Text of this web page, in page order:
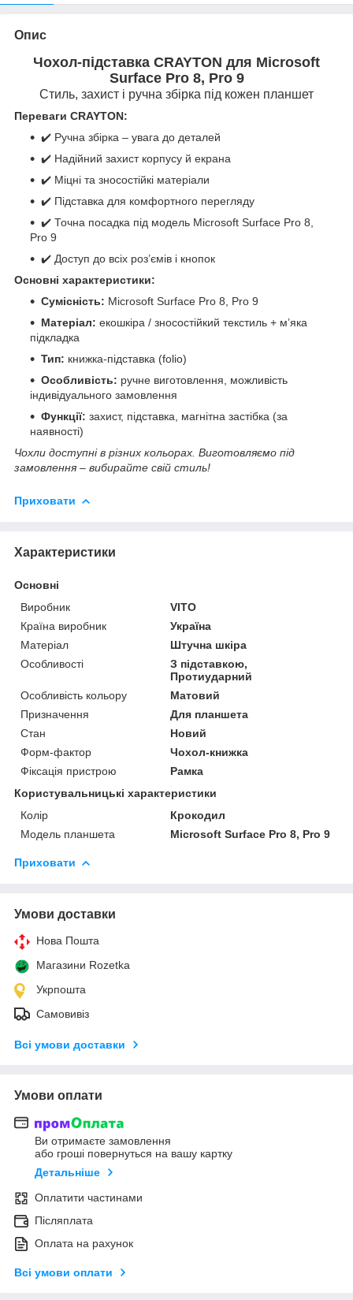
Опис
Чохол-підставка CRAYTON для Microsoft
Surface Pro 8, Pro 9
Стиль, захист і ручна збірка під кожен планшет
Переваги CRAYTON:
✔️ Ручна збірка – увага до деталей
✔️ Надійний захист корпусу й екрана
✔️ Міцні та зносостійкі матеріали
✔️ Підставка для комфортного перегляду
✔️ Точна посадка під модель Microsoft Surface Pro 8,
Pro 9
✔️ Доступ до всіх роз’ємів і кнопок
Основні характеристики:
Сумісність: Microsoft Surface Pro 8, Pro 9
Матеріал: екошкіра / зносостійкий текстиль + м’яка
підкладка
Тип: книжка-підставка (folio)
Особливість: ручне виготовлення, можливість
індивідуального замовлення
Функції: захист, підставка, магнітна застібка (за
наявності)
Чохли доступні в різних кольорах. Виготовляємо під
замовлення – вибирайте свій стиль!
Приховати
Характеристики
Основні
Виробник
VITO
Країна виробник
Україна
Матеріал
Штучна шкіра
Особливості
З підставкою,
Протиударний
Особливість кольору
Матовий
Призначення
Для планшета
Стан
Новий
Форм-фактор
Чохол-книжка
Фіксація пристрою
Рамка
Користувальницькі характеристики
Колір
Крокодил
Модель планшета
Microsoft Surface Pro 8, Pro 9
Приховати
Умови доставки
Нова Пошта
Магазини Rozetka
Укрпошта
Самовивіз
Всі умови доставки
Умови оплати
Ви отримаєте замовлення
або гроші повернуться на вашу картку
Детальніше
Оплатити частинами
Післяплата
Оплата на рахунок
Всі умови оплати